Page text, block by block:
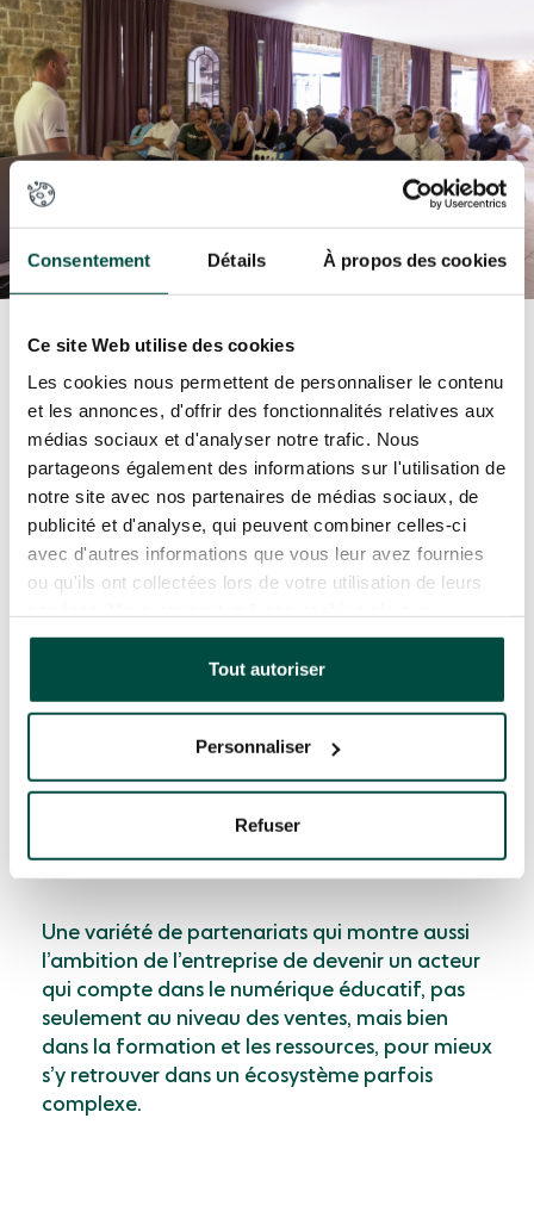
Consentement Détails À propos des cookies
Ce site Web utilise des cookies
Les cookies nous permettent de personnaliser le contenu
et les annonces, d'offrir des fonctionnalités relatives aux
médias sociaux et d'analyser notre trafic. Nous
partageons également des informations sur l'utilisation de
notre site avec nos partenaires de médias sociaux, de
publicité et d'analyse, qui peuvent combiner celles-ci
avec d'autres informations que vous leur avez fournies
ou qu'ils ont collectées lors de votre utilisation de leurs
continuez à utiliser notre site Web.
Tout autoriser
Personnaliser
Refuser
Des partenariats solides et une
visibilité accrue
Au fil des années, idruide s’est bâtie une
réputation dans lesecteur de l’EdTech
secteur, des distributeurs (CFI, Koésio, etc.) aux
constructeurs (Samsung, Dell), en passant par
les ERUN, à travers l’AFT-RN, l’Association des
Formateurs TICE Réseau National.
Une variété de partenariats qui montre aussi
l’ambition de l’entreprise de devenir un acteur
qui compte dans le numérique éducatif, pas
seulement au niveau des ventes, mais bien
dans la formation et les ressources, pour mieux
s’y retrouver dans un écosystème parfois
complexe.